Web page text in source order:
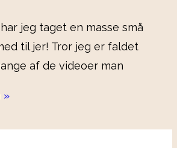
jeg taget en masse små
til jer! Tror jeg er faldet
af de videoer man
»